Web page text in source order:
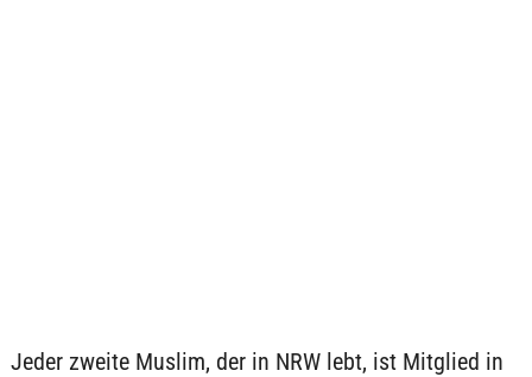
Jeder zweite Muslim, der in NRW lebt, ist Mitglied in